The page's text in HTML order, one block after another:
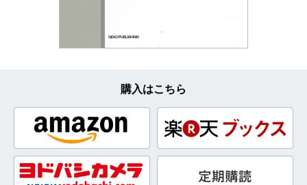
購入はこちら